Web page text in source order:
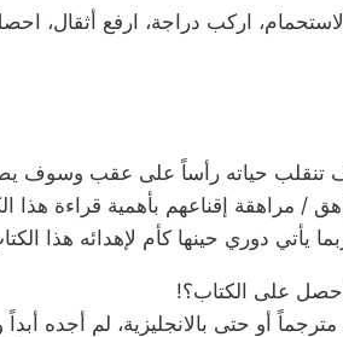
اركب دراجة، ارفع أثقال،
تنقلب حياته رأساً على عقب وسوف
يأتي دوري حينها كأم لإهدائه هذا
على الكتاب؟!
أو حتى بالانجليزية، لم أجده